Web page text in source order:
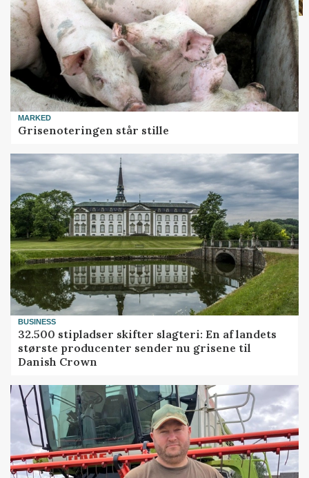
MARKED
Grisenoteringen står stille
BUSINESS
32.500 stipladser skifter slagteri: En af landets
største producenter sender nu grisene til
Danish Crown